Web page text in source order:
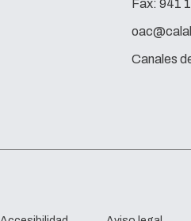
Fax: 941
Canales